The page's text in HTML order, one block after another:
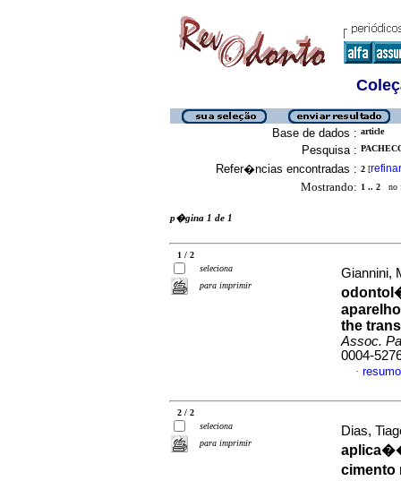
Base de dados : article
Pesquisa :
Refer�ncias encontradas : 2 [refinar
Mostrando: 1 .. 2 no
p�gina 1 de 1
1 / 2
seleciona
para imprimir
Giannini,
the
Assoc.
0004-
·
2 / 2
seleciona
para imprimir
Dias,